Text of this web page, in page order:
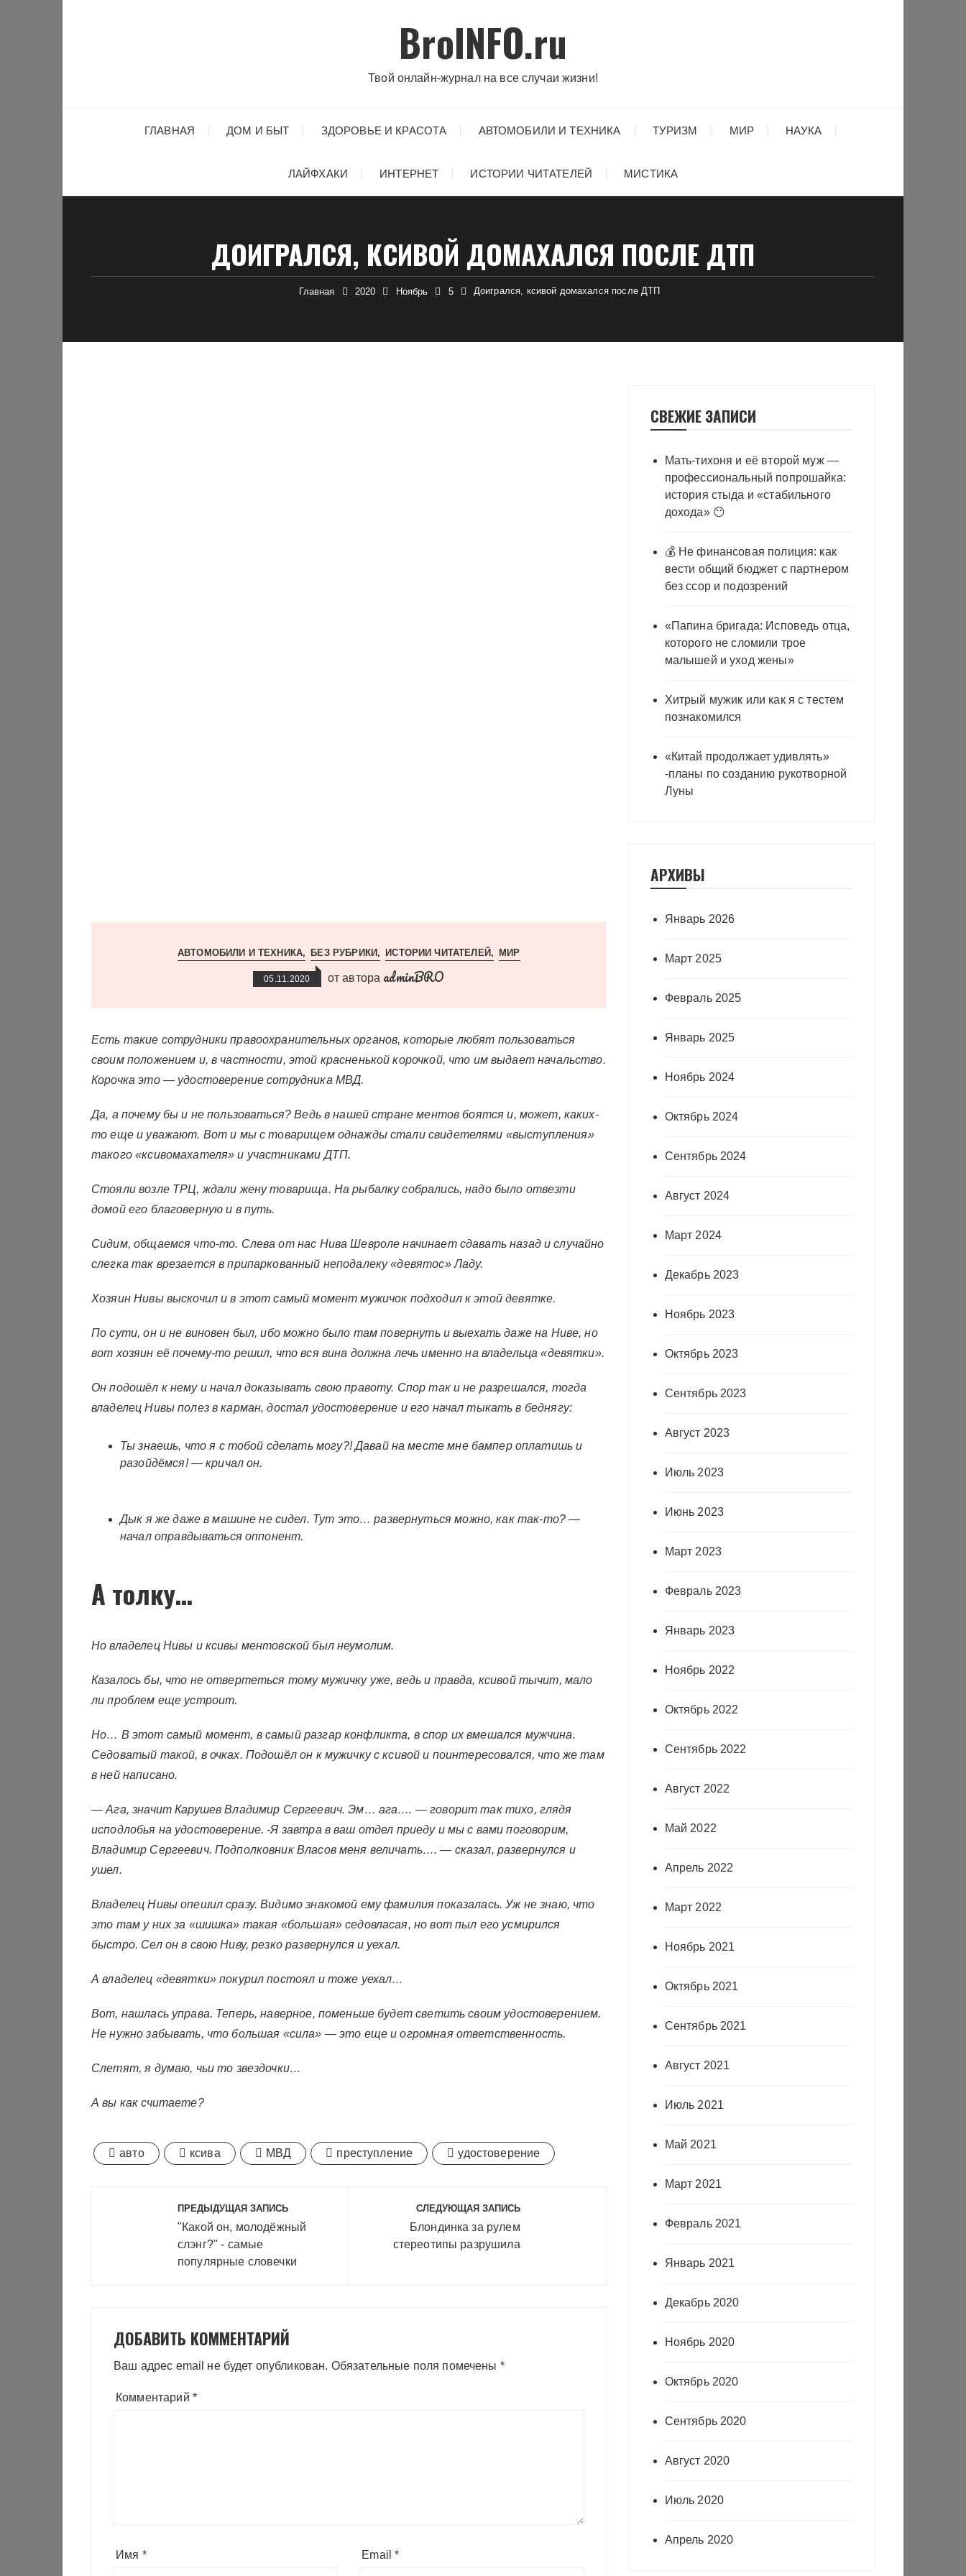
BroINFO.ru
Твой онлайн-журнал на все случаи жизни!
ГЛАВНАЯ ДОМ И БЫТ ЗДОРОВЬЕ И КРАСОТА АВТОМОБИЛИ И ТЕХНИКА ТУРИЗМ МИР НАУКА
ЛАЙФХАКИ ИНТЕРНЕТ ИСТОРИИ ЧИТАТЕЛЕЙ МИСТИКА
ДОИГРАЛСЯ, КСИВОЙ ДОМАХАЛСЯ ПОСЛЕ ДТП
Главная 2020 Ноябрь 5 Доигрался, ксивой домахался после ДТП
АВТОМОБИЛИ И ТЕХНИКА БЕЗ РУБРИКИ ИСТОРИИ ЧИТАТЕЛЕЙ МИР
05.11.2020 от автора adminBRO
Есть такие сотрудники правоохранительных органов, которые любят пользоваться
своим положением и, в частности, этой красненькой корочкой, что им выдает начальство.
Корочка это — удостоверение сотрудника МВД.
Да, а почему бы и не пользоваться? Ведь в нашей стране ментов боятся и, может, каких-
то еще и уважают. Вот и мы с товарищем однажды стали свидетелями «выступления»
такого «ксивомахателя» и участниками ДТП.
Стояли возле ТРЦ, ждали жену товарища. На рыбалку собрались, надо было отвезти
домой его благоверную и в путь.
Сидим, общаемся что-то. Слева от нас Нива Шевроле начинает сдавать назад и случайно
слегка так врезается в припаркованный неподалеку «девятос» Ладу.
Хозяин Нивы выскочил и в этот самый момент мужичок подходил к этой девятке.
По сути, он и не виновен был, ибо можно было там повернуть и выехать даже на Ниве, но
вот хозяин её почему-то решил, что вся вина должна лечь именно на владельца «девятки».
Он подошёл к нему и начал доказывать свою правоту. Спор так и не разрешался, тогда
владелец Нивы полез в карман, достал удостоверение и его начал тыкать в беднягу:
Ты знаешь, что я с тобой сделать могу?! Давай на месте мне бампер оплатишь и
разойдёмся! — кричал он.
Дык я же даже в машине не сидел. Тут это… развернуться можно, как так-то? —
начал оправдываться оппонент.
А толку…
Но владелец Нивы и ксивы ментовской был неумолим.
Казалось бы, что не отвертеться тому мужичку уже, ведь и правда, ксивой тычит, мало
ли проблем еще устроит.
Но… В этот самый момент, в самый разгар конфликта, в спор их вмешался мужчина.
Седоватый такой, в очках. Подошёл он к мужичку с ксивой и поинтересовался, что же там
в ней написано.
— Ага, значит Карушев Владимир Сергеевич. Эм… ага…. — говорит так тихо, глядя
исподлобья на удостоверение. -Я завтра в ваш отдел приеду и мы с вами поговорим,
Владимир Сергеевич. Подполковник Власов меня величать…. — сказал, развернулся и
ушел.
Владелец Нивы опешил сразу. Видимо знакомой ему фамилия показалась. Уж не знаю, что
это там у них за «шишка» такая «большая» седовласая, но вот пыл его усмирился
быстро. Сел он в свою Ниву, резко развернулся и уехал.
А владелец «девятки» покурил постоял и тоже уехал…
Вот, нашлась управа. Теперь, наверное, поменьше будет светить своим удостоверением.
Не нужно забывать, что большая «сила» — это еще и огромная ответственность.
Слетят, я думаю, чьи то звездочки…
А вы как считаете?
авто ксива МВД преступление удостоверение
Навигация
записям
ПРЕДЫДУЩАЯ ЗАПИСЬ
"Какой он, молодёжный
слэнг?" - самые
популярные словечки
СЛЕДУЮЩАЯ ЗАПИСЬ
Блондинка за рулем
стереотипы разрушила
ДОБАВИТЬ КОММЕНТАРИЙ
Ваш адрес email не будет опубликован. Обязательные поля помечены *
Комментарий *
Имя * Email*
СВЕЖИЕ ЗАПИСИ
Мать-тихоня и её второй муж —
профессиональный попрошайка:
история стыда и «стабильного
дохода» 😶
💰 Не финансовая полиция: как
вести общий бюджет с партнером
без ссор и подозрений
«Папина бригада: Исповедь отца,
которого не сломили трое
малышей и уход жены»
Хитрый мужик или как я с тестем
познакомился
«Китай продолжает удивлять»
-планы по созданию рукотворной
Луны
АРХИВЫ
Январь 2026
Март 2025
Февраль 2025
Январь 2025
Ноябрь 2024
Октябрь 2024
Сентябрь 2024
Август 2024
Март 2024
Декабрь 2023
Ноябрь 2023
Октябрь 2023
Сентябрь 2023
Август 2023
Июль 2023
Июнь 2023
Март 2023
Февраль 2023
Январь 2023
Ноябрь 2022
Октябрь 2022
Сентябрь 2022
Август 2022
Май 2022
Апрель 2022
Март 2022
Ноябрь 2021
Октябрь 2021
Сентябрь 2021
Август 2021
Июль 2021
Май 2021
Март 2021
Февраль 2021
Январь 2021
Декабрь 2020
Ноябрь 2020
Октябрь 2020
Сентябрь 2020
Август 2020
Июль 2020
Апрель 2020